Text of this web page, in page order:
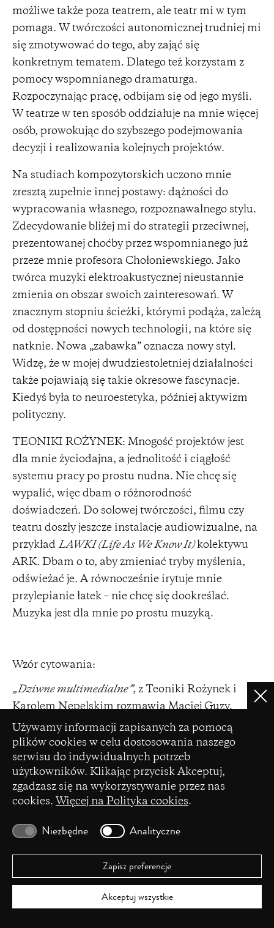
Ustawienia plików cookie
Używamy informacji zapisanych za pomocą
plików cookies w celu dostosowania naszego
serwisu do indywidualnych potrzeb
użytkowników. Klikając przycisk Akceptuj,
zgadzasz się na wykorzystywanie przez nas
cookies. Więcej na Polityka cookies.
Niezbędne Analityczne
Zapisz preferencje
Akceptuj wszystkie
możliwe także poza teatrem, ale teatr mi w tym
pomaga. W twórczości autonomicznej trudniej mi
się zmotywować do tego, aby zająć się
konkretnym tematem. Dlatego też korzystam z
pomocy wspomnianego dramaturga.
Rozpoczynając pracę, odbijam się od jego myśli.
W teatrze w ten sposób oddziałuje na mnie więcej
osób, prowokując do szybszego podejmowania
decyzji i realizowania kolejnych projektów.
Na studiach kompozytorskich uczono mnie
zresztą zupełnie innej postawy: dążności do
wypracowania własnego, rozpoznawalnego stylu.
Zdecydowanie bliżej mi do strategii przeciwnej,
prezentowanej choćby przez wspomnianego już
przeze mnie profesora Chołoniewskiego. Jako
twórca muzyki elektroakustycznej nieustannie
zmienia on obszar swoich zainteresowań. W
znacznym stopniu ścieżki, którymi podąża, zależą
od dostępności nowych technologii, na które się
natknie. Nowa „zabawka” oznacza nowy styl.
Widzę, że w mojej dwudziestoletniej działalności
także pojawiają się takie okresowe fascynacje.
Kiedyś była to neuroestetyka, później aktywizm
polityczny.
TEONIKI ROŻYNEK: Mnogość projektów jest
dla mnie życiodajna, a jednolitość i ciągłość
systemu pracy po prostu nudna. Nie chcę się
wypalić, więc dbam o różnorodność
doświadczeń. Do solowej twórczości, filmu czy
teatru doszły jeszcze instalacje audiowizualne, na
przykład LAWKI (Life As We Know It)kolektywu
ARK. Dbam o to, aby zmieniać tryby myślenia,
odświeżać je. A równocześnie irytuje mnie
przylepianie łatek – nie chcę się dookreślać.
Muzyka jest dla mnie po prostu muzyką.
Wzór cytowania:
„Dziwne multimedialne”, z Teoniki Rożynek i
Karolem Nepelskim rozmawia Maciej Guzy,
„Didaskalia. Gazeta Teatralna” 2024, nr
181/182,https://didaskalia.pl/pl/artykul/dziwne-
multimedialne.
Z numeru:
Didaskalia 181/182
POPRZEDNI ARTYKUŁ